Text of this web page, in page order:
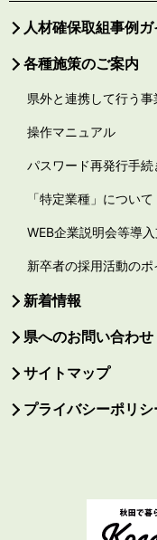
人材確保取組事例
各種施策のご案内
県外と連携して行う
操作マニュアル
パスワード再発行手続
「特定業種」について
WEB企業説明会等導
新卒者の採用活動の
新着情報
県へのお問い合わせ
サイトマップ
プライバシーポリシ